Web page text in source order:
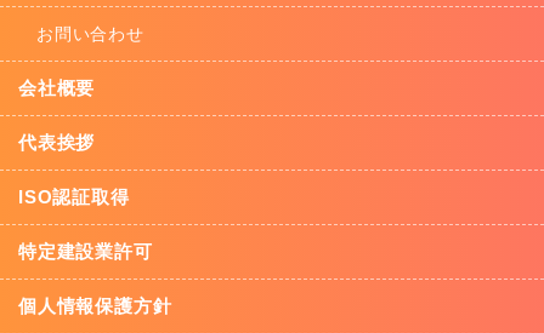
お問い合わせ
会社概要
代表挨拶
ISO認証取得
特定建設業許可
個人情報保護方針